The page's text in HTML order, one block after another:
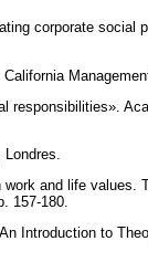
corporate social
and life values.
157-180.
Introduction to